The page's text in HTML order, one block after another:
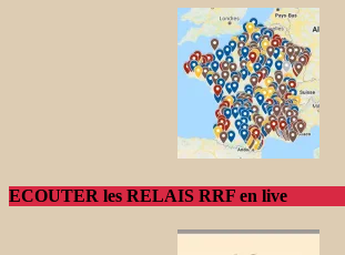
ECOUTER les RELAIS RRF en live